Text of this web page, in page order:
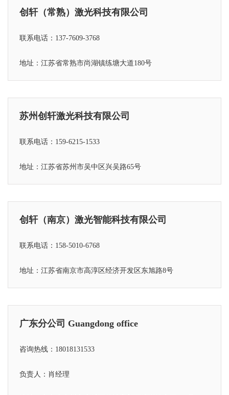
创轩（常熟）激光科技有限公司
联系电话：137-7609-3768
地址：江苏省常熟市尚湖镇练塘大道180号
苏州创轩激光科技有限公司
联系电话：159-6215-1533
地址：江苏省苏州市吴中区兴吴路65号
创轩（南京）激光智能科技有限公司
联系电话：158-5010-6768
地址：江苏省南京市高淳区经济开发区东旭路8号
广东分公司 Guangdong office
咨询热线：18018131533
负责人：肖经理